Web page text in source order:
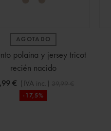
AGOTADO
polaina y jersey tricot
recién nacido
€ (IVA inc.) 39,99 €
-17,5%